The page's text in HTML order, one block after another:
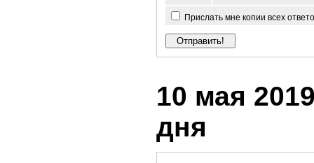
Прислать мне копии всех
10 мая
дня